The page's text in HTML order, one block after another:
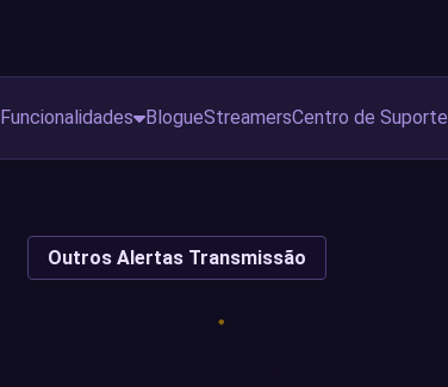
Funcionalidades BlogueStreamersCentro de Suporte
Outros Alertas Transmissão